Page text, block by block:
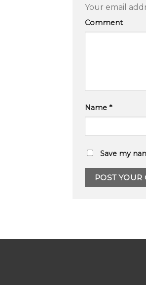
Your email
Comment
Name *
Save my